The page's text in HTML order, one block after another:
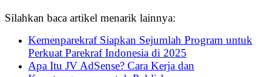
Silahkan baca artikel menarik lainnya:
Kemenparekraf Siapkan Sejumlah Program untuk
Perkuat Parekraf Indonesia di 2025
Apa Itu JV AdSense? Cara Kerja dan